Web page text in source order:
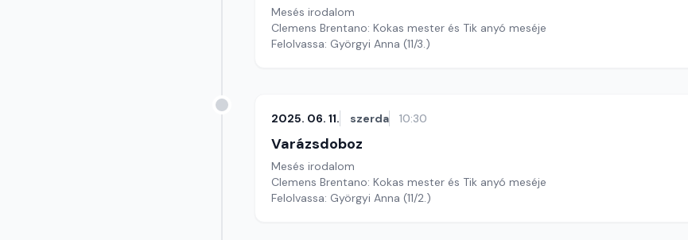
Mesés irodalom
Clemens Brentano: Kokas mester és Tik anyó meséje
Felolvassa: Györgyi Anna (11/3.)
2025. 06. 11. szerda 10:30
Varázsdoboz
Mesés irodalom
Clemens Brentano: Kokas mester és Tik anyó meséje
Felolvassa: Györgyi Anna (11/2.)